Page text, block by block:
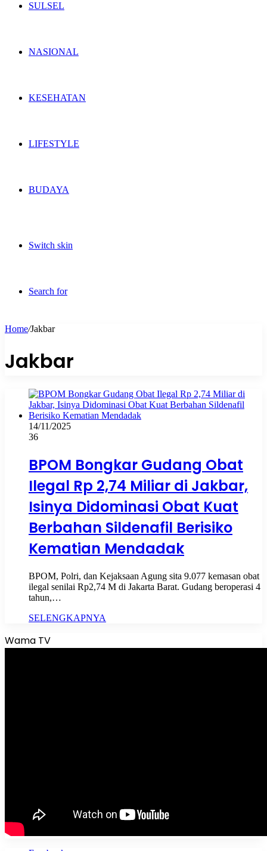
SULSEL
NASIONAL
KESEHATAN
LIFESTYLE
BUDAYA
Switch skin
Search for
Home/Jakbar
Jakbar
14/11/2025
36
BPOM Bongkar Gudang Obat
Ilegal Rp 2,74 Miliar di Jakbar,
Isinya Didominasi Obat Kuat
Berbahan Sildenafil Berisiko
Kematian Mendadak
BPOM, Polri, dan Kejaksaan Agung sita 9.077 kemasan obat
ilegal senilai Rp2,74 M di Jakarta Barat. Gudang beroperasi 4
tahun,…
SELENGKAPNYA
Wama TV